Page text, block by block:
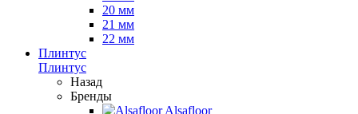
20 мм
21 мм
22 мм
Плинтус
Плинтус
Назад
Бренды
Alsafloor